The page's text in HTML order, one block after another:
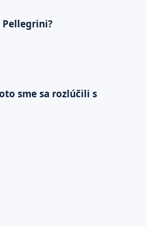
sme sa rozlúčili s